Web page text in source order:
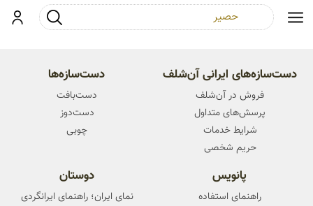
ورودجست و جو
دست‌سازه‌های ایرانی آن‌شلف
فروش در آن‌شلف
پرسش‌های متداول
شرایط خدمات
حریم شخصی
دست‌سازه‌ها
دست‌بافت
دست‌دوز
چوبی
پانویس
راهنمای استفاده
دوستان
نمای ایران؛ راهنمای ایرانگردی